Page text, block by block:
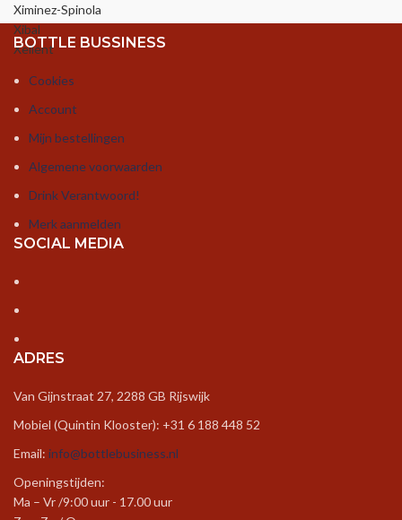
Ximinez-Spinola
Xibal
Xellent
BOTTLE BUSSINESS
Cookies
Account
Mijn bestellingen
Algemene voorwaarden
Drink Verantwoord!
Merk aanmelden
SOCIAL MEDIA
ADRES
Van Gijnstraat 27, 2288 GB Rijswijk
Mobiel (Quintin Klooster): +31 6 188 448 52
Email: info@bottlebusiness.nl
Openingstijden:
Ma – Vr /9:00 uur - 17.00 uur